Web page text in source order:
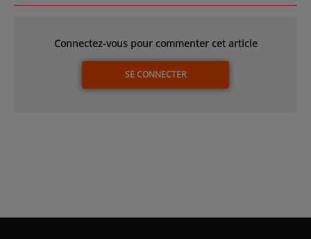
Connectez-vous pour commenter cet article
SE CONNECTER